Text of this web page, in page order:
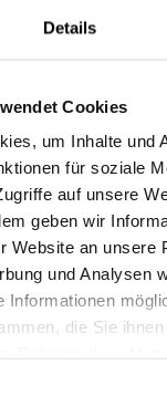
Details
Cookies
um Inhalte und
für soziale
auf unsere
geben wir
Website an unsere
und Analysen
Informationen
die Sie